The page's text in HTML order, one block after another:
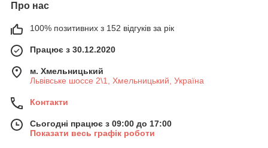
Про нас
100% позитивних з 152 відгуків за рік
Працює з 30.12.2020
м. Хмельницький
Львівське шоссе 2\1, Хмельницький, Україна
Контакти
Сьогодні працює з 09:00 до 17:00
Показати весь графік роботи